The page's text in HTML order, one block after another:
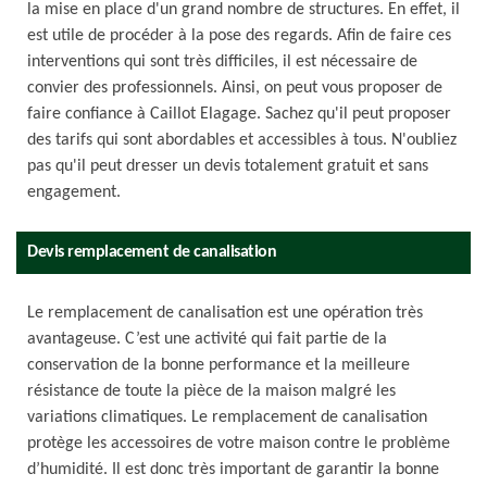
la mise en place d'un grand nombre de structures. En effet, il
est utile de procéder à la pose des regards. Afin de faire ces
interventions qui sont très difficiles, il est nécessaire de
convier des professionnels. Ainsi, on peut vous proposer de
faire confiance à Caillot Elagage. Sachez qu'il peut proposer
des tarifs qui sont abordables et accessibles à tous. N'oubliez
pas qu'il peut dresser un devis totalement gratuit et sans
engagement.
Devis remplacement de canalisation
Le remplacement de canalisation est une opération très
avantageuse. C’est une activité qui fait partie de la
conservation de la bonne performance et la meilleure
résistance de toute la pièce de la maison malgré les
variations climatiques. Le remplacement de canalisation
protège les accessoires de votre maison contre le problème
d’humidité. Il est donc très important de garantir la bonne